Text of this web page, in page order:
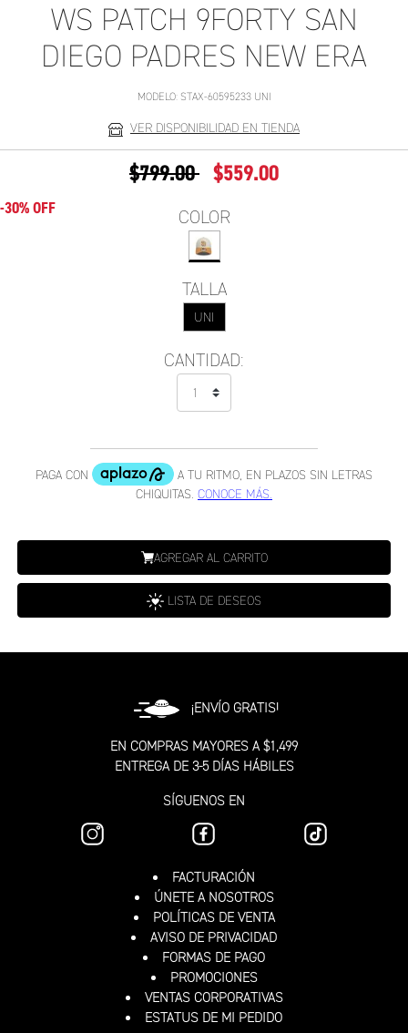
WS PATCH 9FORTY SAN
DIEGO PADRES NEW ERA
MODELO: STAX-60595233 UNI
VER DISPONIBILIDAD EN TIENDA
PRECIO REDUCIDO DE
$799.00A $559.00
-30% OFF COLOR
TALLA
UNI
CANTIDAD:
AGREGAR AL CARRITO
LISTA DE DESEOS
¡ENVÍO GRATIS!
EN COMPRAS MAYORES A $1,499
ENTREGA DE 3-5 DÍAS HÁBILES
SÍGUENOS EN
FACTURACIÓN
ÚNETE A NOSOTROS
POLÍTICAS DE VENTA
AVISO DE PRIVACIDAD
FORMAS DE PAGO
PROMOCIONES
VENTAS CORPORATIVAS
ESTATUS DE MI PEDIDO